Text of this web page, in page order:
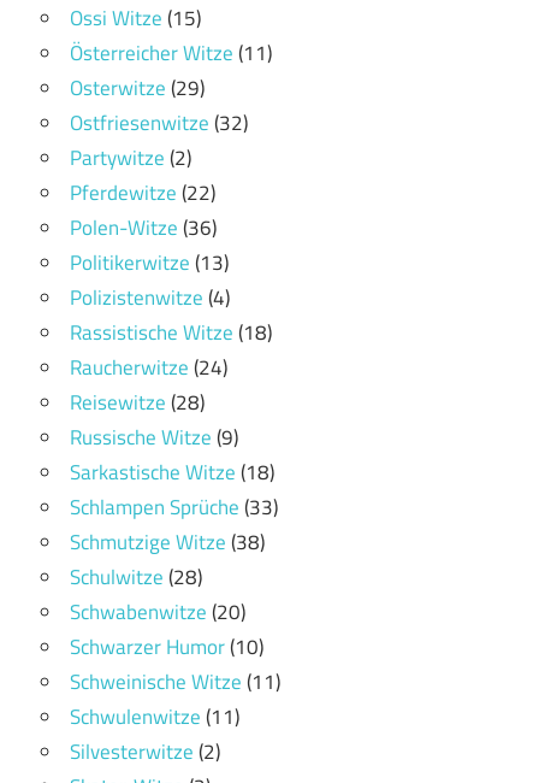
Ossi Witze(15)
Österreicher Witze(11)
Osterwitze(29)
Ostfriesenwitze(32)
Partywitze(2)
Pferdewitze(22)
Polen-Witze(36)
Politikerwitze(13)
Polizistenwitze(4)
Rassistische Witze(18)
Raucherwitze(24)
Reisewitze(28)
Russische Witze(9)
Sarkastische Witze(18)
Schlampen Sprüche(33)
Schmutzige Witze(38)
Schulwitze(28)
Schwabenwitze(20)
Schwarzer Humor(10)
Schweinische Witze(11)
Schwulenwitze(11)
Silvesterwitze(2)